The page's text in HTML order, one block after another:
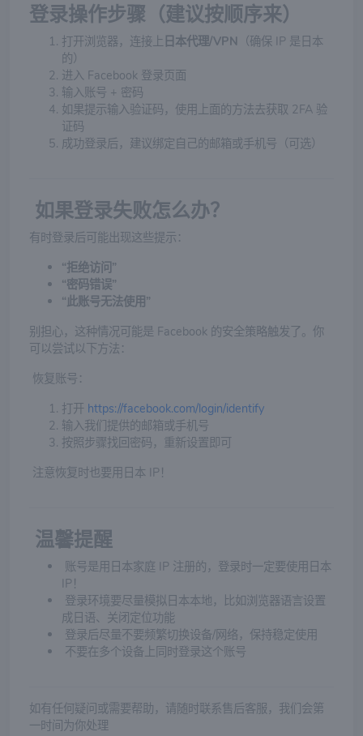
登录操作步骤（建议按顺序来）
打开浏览器，连接上 日本代理/VPN （确保 IP 是日本
的）
进入 Facebook 登录页面
输入账号 + 密码
如果提示输入验证码，使用上面的方法去获取 2FA 验
证码
成功登录后，建议绑定自己的邮箱或手机号（可选）
如果登录失败怎么办？
有时登录后可能出现这些提示：
“拒绝访问”
“密码错误”
“此账号无法使用”
别担心，这种情况可能是 Facebook 的安全策略触发了。你
可以尝试以下方法：
恢复账号：
打开 https://facebook.com/login/identify
输入我们提供的邮箱或手机号
按照步骤找回密码，重新设置即可
注意恢复时也要用日本 IP！
温馨提醒
账号是用日本家庭 IP 注册的，登录时一定要使用日本
IP！
登录环境要尽量模拟日本本地，比如浏览器语言设置
成日语、关闭定位功能
登录后尽量不要频繁切换设备/网络，保持稳定使用
不要在多个设备上同时登录这个账号
如有任何疑问或需要帮助，请随时联系售后客服，我们会第
一时间为你处理